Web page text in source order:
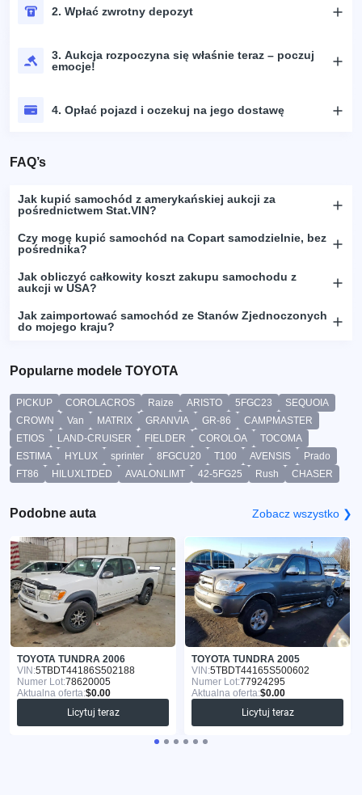
2. Wpłać zwrotny depozyt
3. Aukcja rozpoczyna się właśnie teraz – poczuj
emocje!
4. Opłać pojazd i oczekuj na jego dostawę
FAQ’s
Jak kupić samochód z amerykańskiej aukcji za
pośrednictwem Stat.VIN?
Czy mogę kupić samochód na Copart samodzielnie, bez
pośrednika?
Jak obliczyć całkowity koszt zakupu samochodu z
aukcji w USA?
Jak zaimportować samochód ze Stanów Zjednoczonych
do mojego kraju?
Popularne modele TOYOTA
PICKUP COROLACROS Raize ARISTO 5FGC23
SEQUOIA
CROWN
Van MATRIX GRANVIA GR-86
CAMPMASTER
ETIOS
LAND-CRUISER FIELDER COROLOA
TOCOMA
ESTIMA
HYLUX sprinter 8FGCU20 T100 AVENSIS
Prado
FT86
HILUXLTDED AVALONLIMT 42-5FG25 Rush CHASER
Podobne auta Zobacz wszystko ❯
TOYOTA TUNDRA 2006
VIN:5TBDT44186S502188
Numer Lot:78620005
Aktualna oferta:$0.00
Licytuj teraz
TOYOTA TUNDRA 2005
VIN:5TBDT44165S500602
Numer Lot:77924295
Aktualna oferta:$0.00
Licytuj teraz